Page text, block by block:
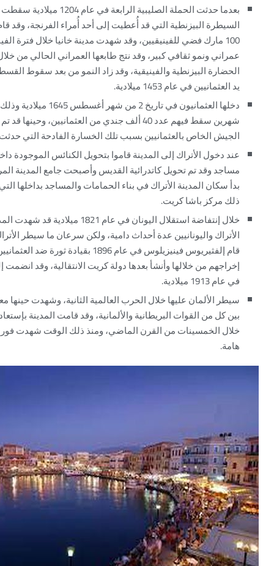
بعدما حدثت الحملة الصليبية الرابعة في
السيطرة البيزنطية التي قد أُعطيت إلى أحد أُمراء الفرنجة، وقد
100 مارك فضي للفينيقيين، وقد شهدت مدينة خانيا خلال فترة
عمراني ونمو ثقافي كبير، وقد نتج طابعها العمراني الحالي من
الحضارة البيزنطية والفينيقية، وقد زاد النمو من بعد سقوط
يد العثمانيين في عام 1453 ميلادية.
دخلها العثمانيون في تاريخ 2 من شهر
شهرين سقط فيهم عدد 40 ألف جندي من العثمانيين، وحينها
الجيش الخاص بالعثمانيين بسبب تلك الخسارة الفادحة التي
عند دخول الأتراك إلى المدينة قاموا بتحويل الكنائس الموجودة
مساجد وقد تم تحويل كاتدرائية القديس وأصبحت جامع المدينة
بدأ سكان المدينة الأتراك في بناء الحمامات والمساجد بداخلها
ذلك مركز باشا كريت.
خلال إنتفاضة استقلال اليونان في عام 1821
الأتراك واليونانيين عدة أحداث دامية، ولكن سرعان ما سيطر
قام إلفثيريوس فينيزيلوس في عام 1896 بقيادة
إخراجهم من خلالها وأنشأ بعدها دولة كريت الانتقالية، وقد انضمت
في عام 1913 ميلادية.
سيطر الألمان عليها خلال الحرب العالمية الثانية، وشهدت حينها
بين كل من القوات البريطانية والألمانية، وقد قامت المدينة
خلال الخمسينات من القرن الماضي، ومنذ ذلك الوقت شهدت
هامة.